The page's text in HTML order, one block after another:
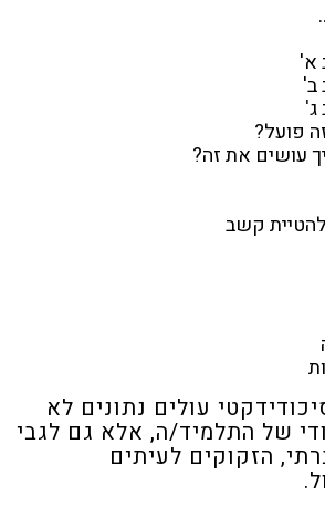
א'
ב'
ג'
פועל?
עושים את זה?
להטיית קשב
עולים נתונים לא
של התלמיד/ה, אלא גם לגבי
הזקוקים לעיתים